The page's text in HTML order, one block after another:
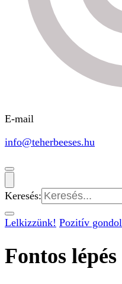
E-mail
info@teherbeeses.hu
Keresés:
Lelkizzünk! Pozitív
Fontos